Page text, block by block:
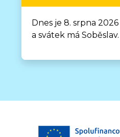
Dnes je 8. srpna 2026
a svátek má Soběslav.